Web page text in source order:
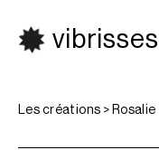
vibrisses
Les créations > Rosalie